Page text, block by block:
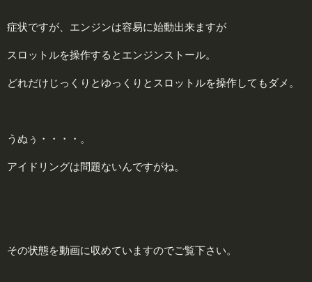
症状ですが、エンジンは容易に始動出来ますが
スロットルを操作するとエンジンストール。
どれだけじっくりとゆっくりとスロットルを操作してもダメ。
うぬぅ・・・・。
アイドリングは問題ないんですがね。
その状態を動画に収めていますのでご覧下さい。